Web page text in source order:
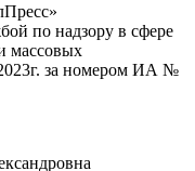
по надзору в сфере
массовых
за номером ИА №